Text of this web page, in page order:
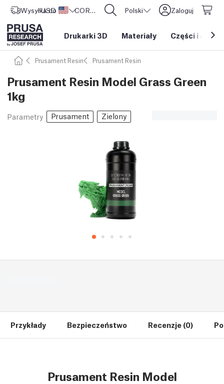
Wysyłka do Stany Zjednoczone
USD ($) CORE One L: Już w sprzedaży! Polski Zaloguj
Drukarki 3D Materiały Części i
Prusament Resin Prusament Resin
Prusament Resin Model Grass Green
1kg
Parametry Prusament Zielony
Przykłady Bezpieczeństwo Recenzje (0)
Prusament Resin Model